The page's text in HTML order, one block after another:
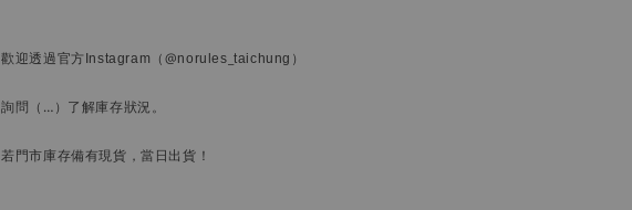
歡迎透過官方Instagram （@norules_taichung）
詢問 （…） 了解庫存狀況。
若門市庫存備有現貨，當日出貨！